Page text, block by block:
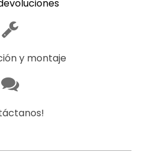
y montaje